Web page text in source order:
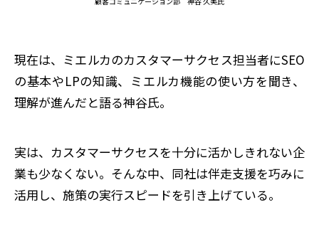
現在は、ミエルカのカスタマーサクセス担当者にSEO
の基本やLPの知識、ミエルカ機能の使い方を聞き、
理解が進んだと語る神谷氏。
実は、カスタマーサクセスを十分に活かしきれない企
業も少なくない。そんな中、同社は伴走支援を巧みに
活用し、施策の実行スピードを引き上げている。